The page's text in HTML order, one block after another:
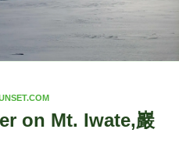
on Mt. Iwate,巖